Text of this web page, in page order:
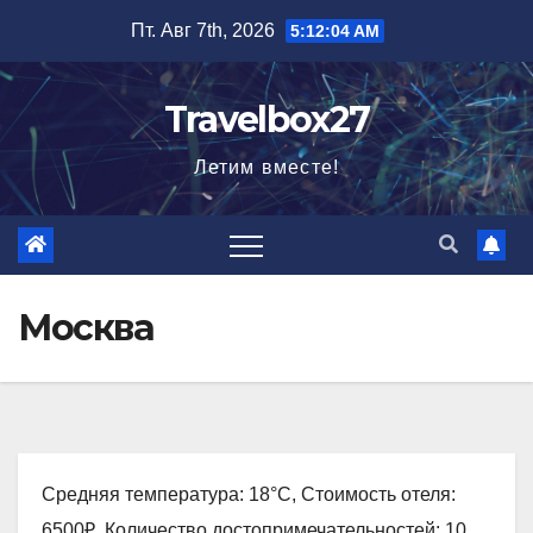
содержимому
Пт. Авг 7th, 2026 5:12:05 AM
Travelbox27
Летим вместе!
Москва
Средняя температура: 18°C, Стоимость отеля: